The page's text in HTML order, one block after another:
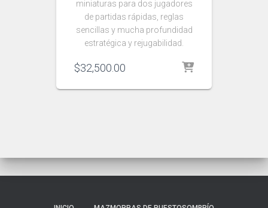
miniaturas para dos jugadores
de partidas rápidas, reglas
sencillas y mucha profundidad
estratégica y rejugabilidad.
$32,500.00